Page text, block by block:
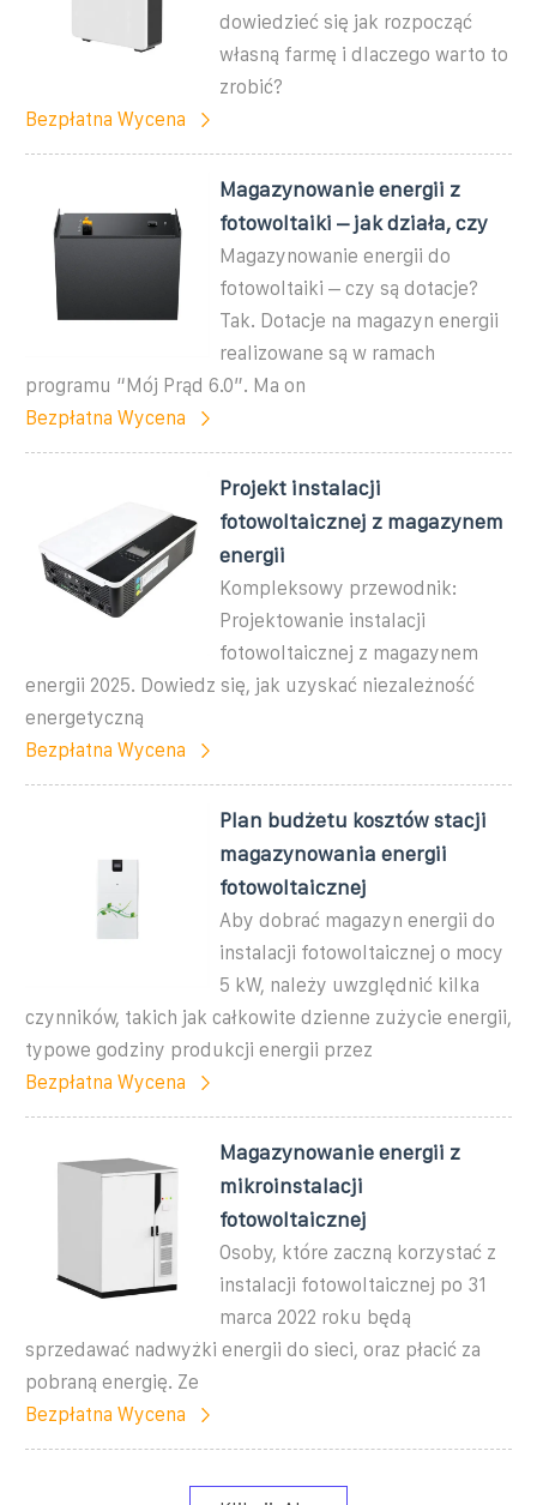
dowiedzieć się jak rozpocząć
własną farmę i dlaczego warto to
zrobić?
Bezpłatna Wycena
Magazynowanie energii z
fotowoltaiki – jak działa, czy
Magazynowanie energii do
fotowoltaiki – czy są dotacje?
Tak. Dotacje na magazyn energii
realizowane są w ramach
programu “Mój Prąd 6.0”. Ma on
Bezpłatna Wycena
Projekt instalacji
fotowoltaicznej z magazynem
energii
Kompleksowy przewodnik:
Projektowanie instalacji
fotowoltaicznej z magazynem
energii 2025. Dowiedz się, jak uzyskać niezależność
energetyczną
Bezpłatna Wycena
Plan budżetu kosztów stacji
magazynowania energii
fotowoltaicznej
Aby dobrać magazyn energii do
instalacji fotowoltaicznej o mocy
5 kW, należy uwzględnić kilka
czynników, takich jak całkowite dzienne zużycie energii,
typowe godziny produkcji energii przez
Bezpłatna Wycena
Magazynowanie energii z
mikroinstalacji
fotowoltaicznej
Osoby, które zaczną korzystać z
instalacji fotowoltaicznej po 31
marca 2022 roku będą
sprzedawać nadwyżki energii do sieci, oraz płacić za
pobraną energię. Ze
Bezpłatna Wycena